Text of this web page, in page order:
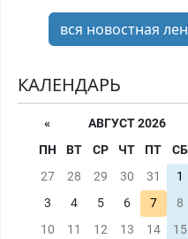
вся новостная
КАЛЕНДАРЬ
«
АВГУСТ 2026
ПН
ВТ СР ЧТ ПТ СБ
27
28 29 30 31 1
3
4 5 6 7 8
10
11 12 13 14 15